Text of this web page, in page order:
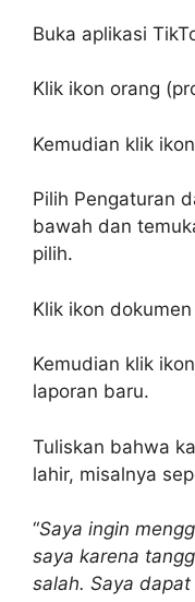
Buka aplikasi
Klik ikon orang
Kemudian klik
Pilih Pengaturan
bawah dan
pilih.
Klik ikon
Kemudian klik
laporan baru.
Tuliskan bahwa
lahir, misalnya
“Saya ingin
saya karena
salah. Saya